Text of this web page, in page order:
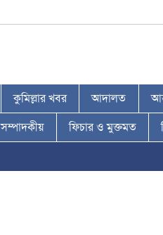
কুমিল্লার খবর আদালত
সম্পাদকীয় ফিচার ও মুক্তমত